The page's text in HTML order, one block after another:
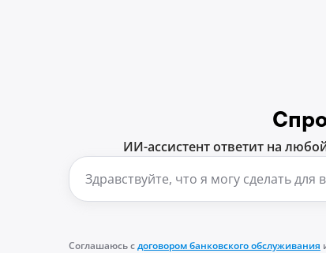
ИИ-ассистент ответит на
Соглашаюсь сдоговором банковского обслуживания